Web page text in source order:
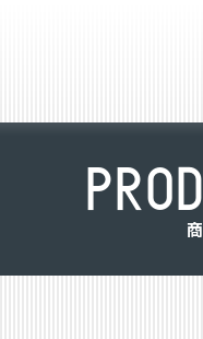
PROD
商